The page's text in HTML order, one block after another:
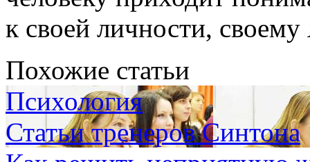
к своей личности,
Похожие статьи
Психология
Статьи тренеров Синтона